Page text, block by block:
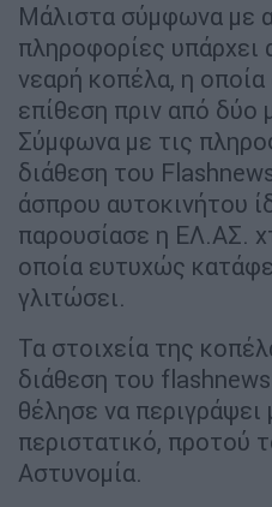
Μάλιστα σύμφωνα με
πληροφορίες υπάρχει
νεαρή κοπέλα, η
επίθεση πριν από δύο
Σύμφωνα με τις
διάθεση του
άσπρου αυτοκινήτου
παρουσίασε η ΕΛ.ΑΣ.
οποία ευτυχώς
γλιτώσει.
Τα στοιχεία της
διάθεση του
θέλησε να
περιστατικό, προτού
Αστυνομία.